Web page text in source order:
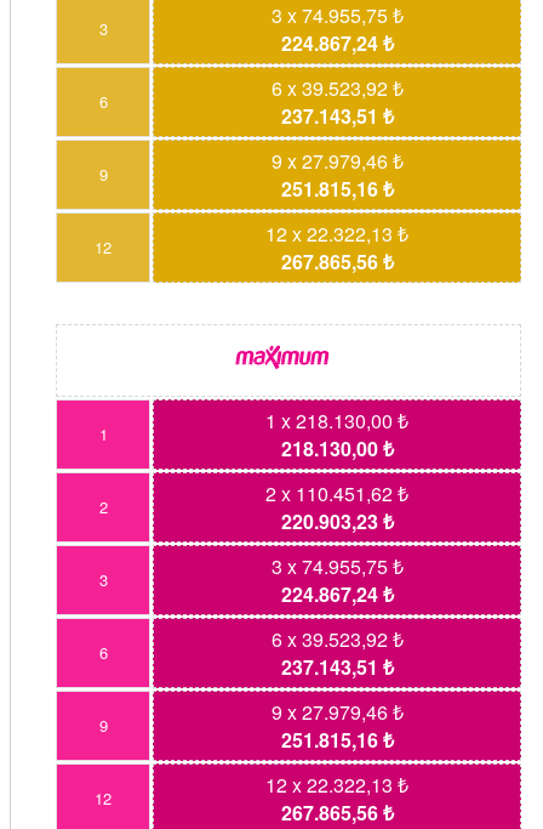
3
3 x 74.955,75 ₺
224.867,24 ₺
6
6 x 39.523,92 ₺
237.143,51 ₺
9
9 x 27.979,46 ₺
251.815,16 ₺
12
12 x 22.322,13 ₺
267.865,56 ₺
1
1 x 218.130,00 ₺
218.130,00 ₺
2
2 x 110.451,62 ₺
220.903,23 ₺
3
3 x 74.955,75 ₺
224.867,24 ₺
6
6 x 39.523,92 ₺
237.143,51 ₺
9
9 x 27.979,46 ₺
251.815,16 ₺
12
12 x 22.322,13 ₺
267.865,56 ₺